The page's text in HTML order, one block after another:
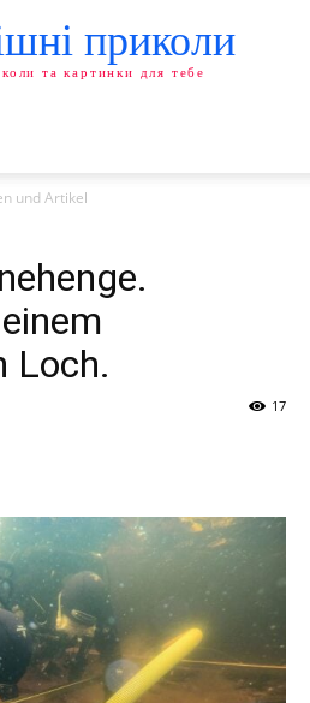
приколи
та картинки для тебе
und Artikel
Loch.
17